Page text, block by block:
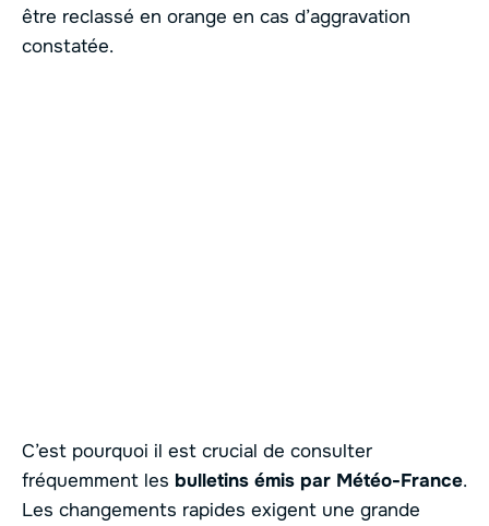
être reclassé en orange en cas d’aggravation
constatée.
C’est pourquoi il est crucial de consulter
fréquemment les bulletins émis par Météo-France.
Les changements rapides exigent une grande